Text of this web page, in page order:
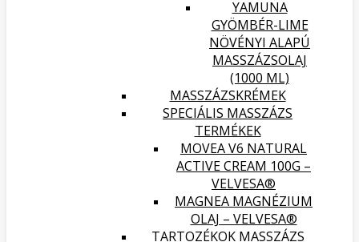
YAMUNA
GYÖMBÉR-LIME
NÖVÉNYI ALAPÚ
MASSZÁZSOLAJ
(1000 ML)
MASSZÁZSKRÉMEK
SPECIÁLIS MASSZÁZS
TERMÉKEK
MOVEA V6 NATURAL
ACTIVE CREAM 100G –
VELVESA®
MAGNEA MAGNÉZIUM
OLAJ – VELVESA®
TARTOZÉKOK MASSZÁZS